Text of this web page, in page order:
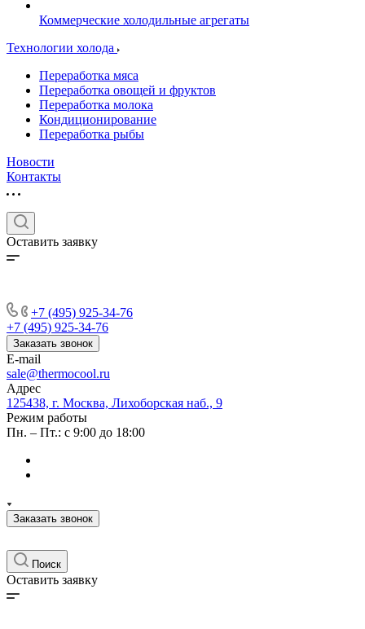
Коммерческие холодильные агрегаты
Технологии холода
Переработка мяса
Переработка овощей и фруктов
Переработка молока
Кондиционирование
Переработка рыбы
Новости
Контакты
Оставить заявку
+7 (495) 925-34-76
+7 (495) 925-34-76
Заказать звонок
E-mail
sale@thermocool.ru
Адрес
125438, г. Москва, Лихоборская наб., 9
Режим работы
Пн. – Пт.: с 9:00 до 18:00
Заказать звонок
Поиск
Оставить заявку